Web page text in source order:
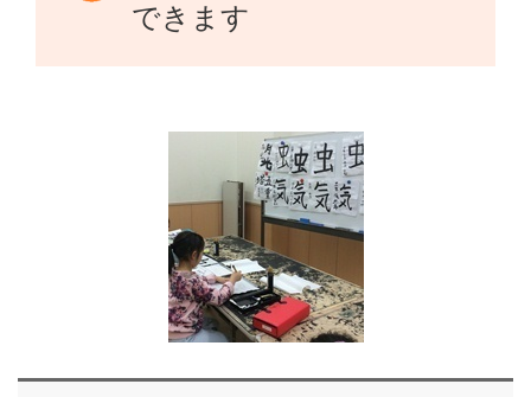
できます